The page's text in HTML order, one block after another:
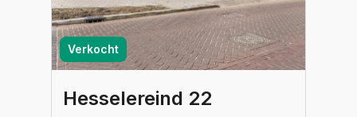
Verkocht
Hesselereind 22